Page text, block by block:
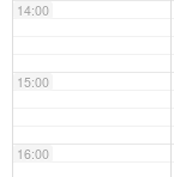
14:00
15:00
16:00